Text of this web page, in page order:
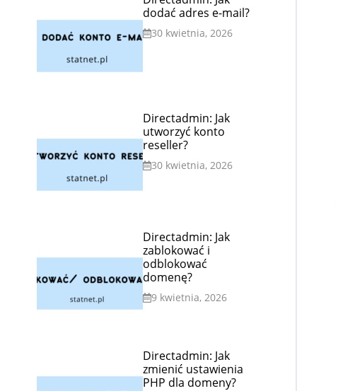
dodać adres e-mail?
30 kwietnia, 2026
Directadmin: Jak
utworzyć konto
reseller?
30 kwietnia, 2026
Directadmin: Jak
zablokować i
odblokować
domenę?
9 kwietnia, 2026
Directadmin: Jak
zmienić ustawienia
PHP dla domeny?